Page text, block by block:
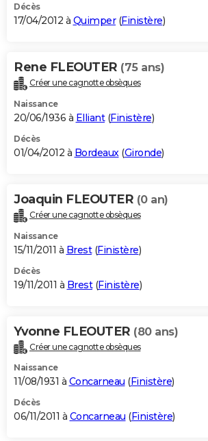
Décès
17/04/2012 à Quimper(Finistère)
Rene FLEOUTER (75 ans)
Créer une cagnotte obsèques
Naissance
20/06/1936 à Elliant(Finistère)
Décès
01/04/2012 à Bordeaux(Gironde)
Joaquin FLEOUTER (0 an)
Créer une cagnotte obsèques
Naissance
15/11/2011 à Brest(Finistère)
Décès
19/11/2011 à Brest(Finistère)
Yvonne FLEOUTER (80 ans)
Créer une cagnotte obsèques
Naissance
11/08/1931 à Concarneau (Finistère)
Décès
06/11/2011 à Concarneau (Finistère)